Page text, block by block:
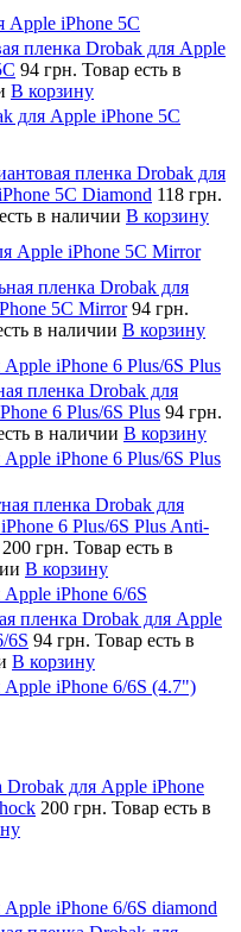
Apple iPhone 5C
пленка Drobak для Apple
94 грн. Товар есть в
В корзину
для Apple iPhone 5C
пленка Drobak для
5C Diamond 118 грн.
в наличии В корзину
Apple iPhone 5C Mirror
пленка Drobak для
5C Mirror 94 грн.
в наличии В корзину
iPhone 6 Plus/6S Plus
пленка Drobak для
6 Plus/6S Plus 94 грн.
в наличии В корзину
iPhone 6 Plus/6S Plus
пленка Drobak для
6 Plus/6S Plus Anti-
200 грн. Товар есть в
В корзину
iPhone 6/6S
пленка Drobak для Apple
6S 94 грн. Товар есть в
В корзину
iPhone 6/6S (4.7")
Drobak для Apple iPhone
200 грн. Товар есть в
iPhone 6/6S diamond